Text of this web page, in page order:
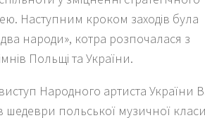
Наступним кроком заходів була
народи», котра розпочалася з
Польщі та України.
Народного артиста України
польської музичної